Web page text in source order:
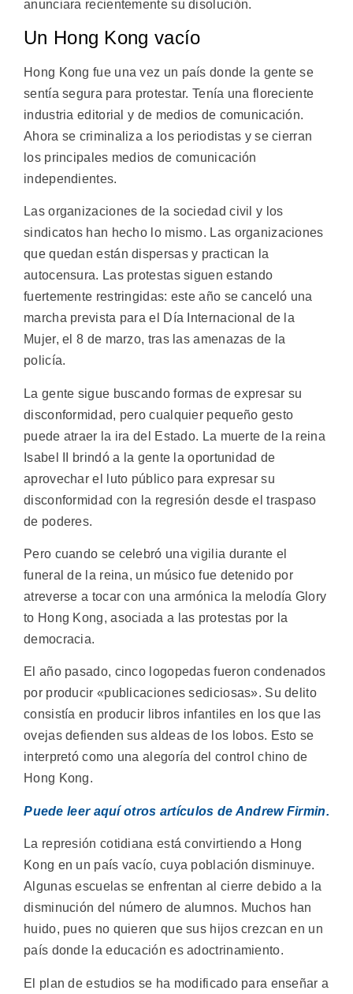
anunciara recientemente su disolución.
Un Hong Kong vacío
Hong Kong fue una vez un país donde la gente se
sentía segura para protestar. Tenía una floreciente
industria editorial y de medios de comunicación.
Ahora se criminaliza a los periodistas y se cierran
los principales medios de comunicación
independientes.
Las organizaciones de la sociedad civil y los
sindicatos han hecho lo mismo. Las organizaciones
que quedan están dispersas y practican la
autocensura. Las protestas siguen estando
fuertemente restringidas: este año se canceló una
marcha prevista para el Día Internacional de la
Mujer, el 8 de marzo, tras las amenazas de la
policía.
La gente sigue buscando formas de expresar su
disconformidad, pero cualquier pequeño gesto
puede atraer la ira del Estado. La muerte de la reina
Isabel II brindó a la gente la oportunidad de
aprovechar el luto público para expresar su
disconformidad con la regresión desde el traspaso
de poderes.
Pero cuando se celebró una vigilia durante el
funeral de la reina, un músico fue detenido por
atreverse a tocar con una armónica la melodía Glory
to Hong Kong, asociada a las protestas por la
democracia.
El año pasado, cinco logopedas fueron condenados
por producir «publicaciones sediciosas». Su delito
consistía en producir libros infantiles en los que las
ovejas defienden sus aldeas de los lobos. Esto se
interpretó como una alegoría del control chino de
Hong Kong.
Puede leer aquí otros artículos de Andrew Firmin.
La represión cotidiana está convirtiendo a Hong
Kong en un país vacío, cuya población disminuye.
Algunas escuelas se enfrentan al cierre debido a la
disminución del número de alumnos. Muchos han
huido, pues no quieren que sus hijos crezcan en un
país donde la educación es adoctrinamiento.
El plan de estudios se ha modificado para enseñar a